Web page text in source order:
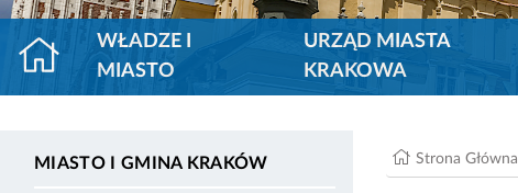
WŁADZE I
MIASTO
URZĄD MIASTA
KRAKOWA
MIASTO I GMINA KRAKÓW Strona Główna